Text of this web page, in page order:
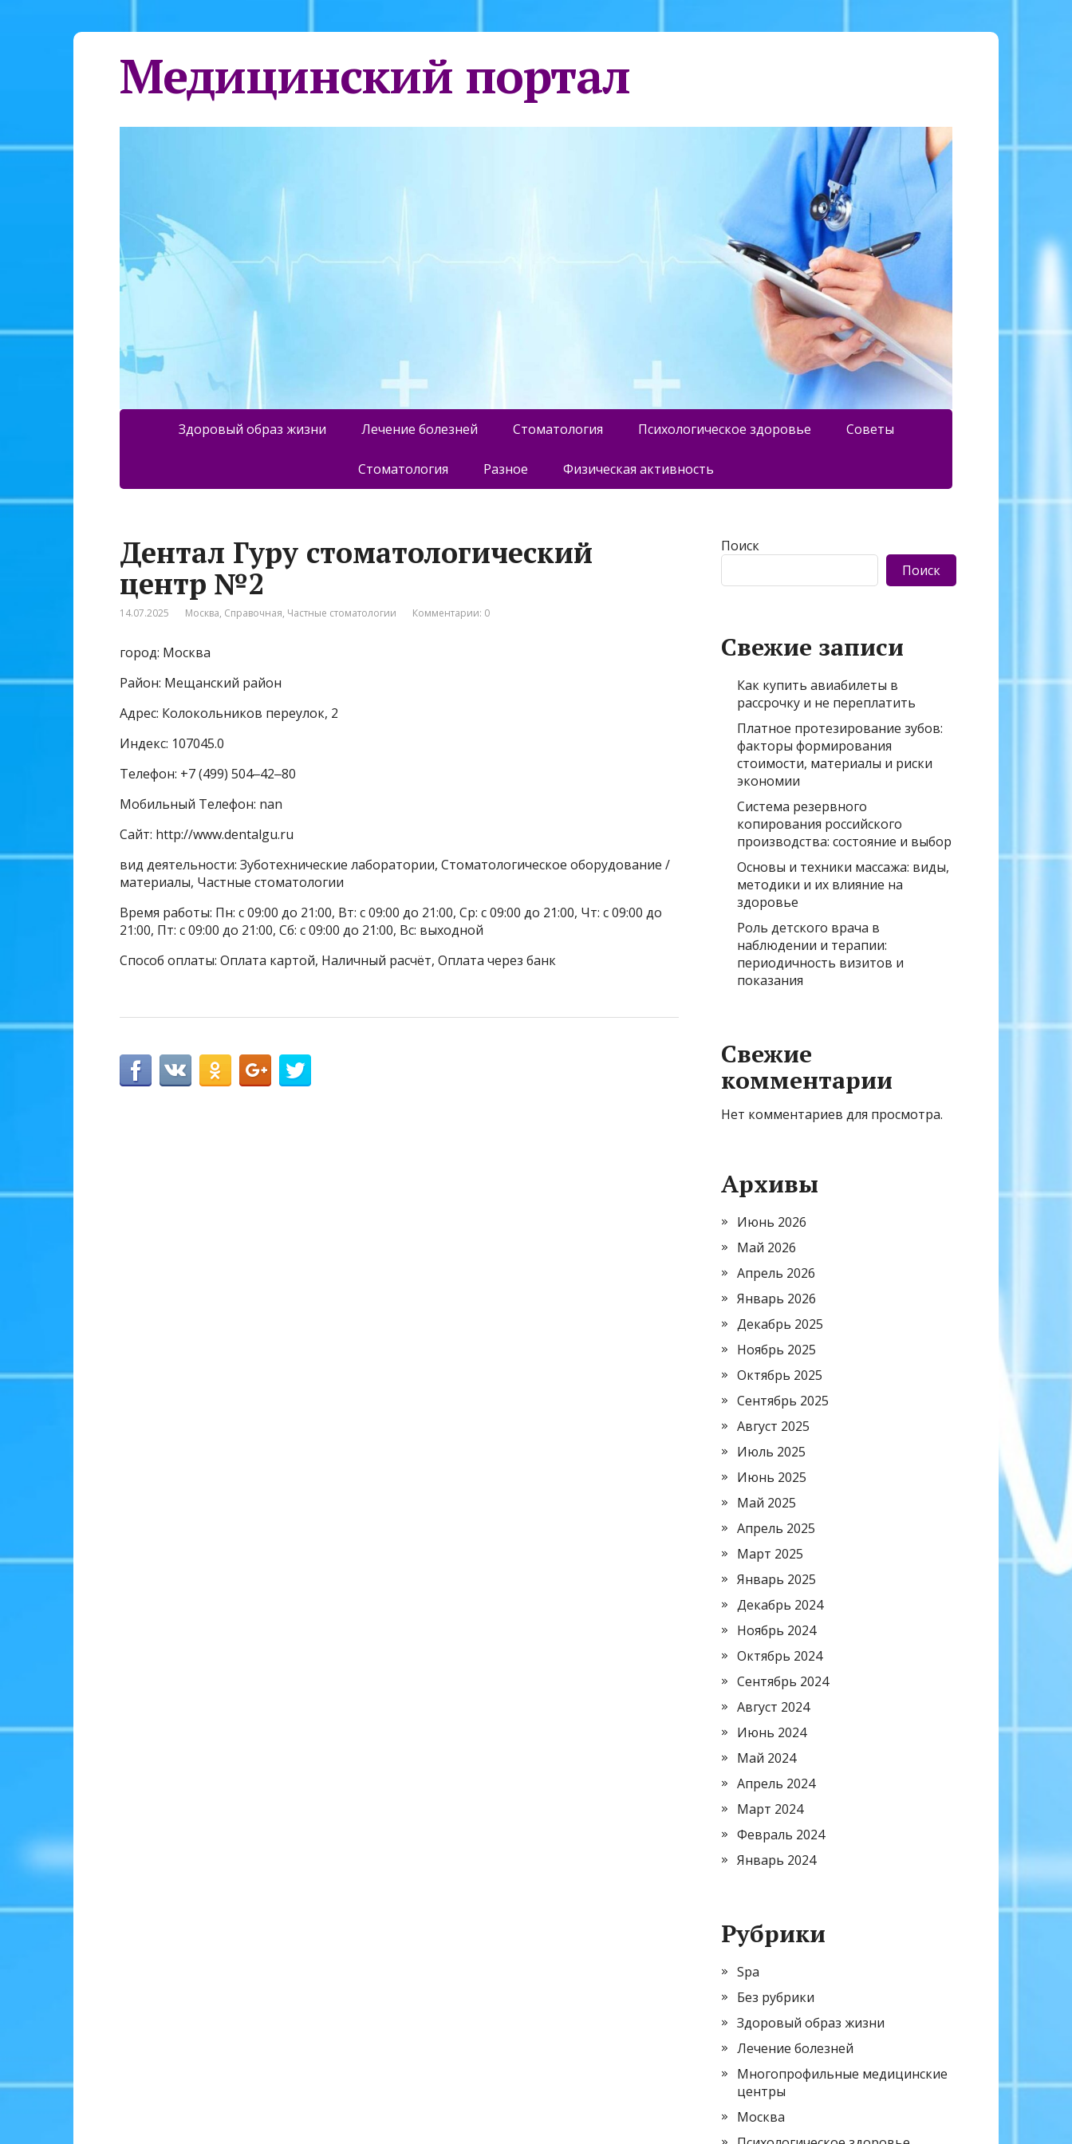
Медицинский портал
Здоровый образ жизни Лечение болезней Стоматология Психологическое здоровье Советы
Стоматология Разное Физическая активность
Дентал Гуру стоматологический
центр №2
14.07.2025 Москва, Справочная, Частные стоматологии Комментарии: 0
город: Москва
Район: Мещанский район
Адрес: Колокольников переулок, 2
Индекс: 107045.0
Телефон: +7 (499) 504‒42‒80
Мобильный Телефон: nan
Сайт: http://www.dentalgu.ru
вид деятельности: Зуботехнические лаборатории, Стоматологическое оборудование /
материалы, Частные стоматологии
Время работы: Пн: с 09:00 до 21:00, Вт: с 09:00 до 21:00, Ср: с 09:00 до 21:00, Чт: с 09:00 до
21:00, Пт: с 09:00 до 21:00, Сб: с 09:00 до 21:00, Вс: выходной
Способ оплаты: Оплата картой, Наличный расчёт, Оплата через банк
Поиск
Поиск
Свежие записи
Как купить авиабилеты в
рассрочку и не переплатить
Платное протезирование зубов:
факторы формирования
стоимости, материалы и риски
экономии
Система резервного
копирования российского
производства: состояние и выбор
Основы и техники массажа: виды,
методики и их влияние на
здоровье
Роль детского врача в
наблюдении и терапии:
периодичность визитов и
показания
Свежие
комментарии
Нет комментариев для просмотра.
Архивы
Июнь 2026
Май 2026
Апрель 2026
Январь 2026
Декабрь 2025
Ноябрь 2025
Октябрь 2025
Сентябрь 2025
Август 2025
Июль 2025
Июнь 2025
Май 2025
Апрель 2025
Март 2025
Январь 2025
Декабрь 2024
Ноябрь 2024
Октябрь 2024
Сентябрь 2024
Август 2024
Июнь 2024
Май 2024
Апрель 2024
Март 2024
Февраль 2024
Январь 2024
Рубрики
Spa
Без рубрики
Здоровый образ жизни
Лечение болезней
Многопрофильные медицинские
центры
Москва